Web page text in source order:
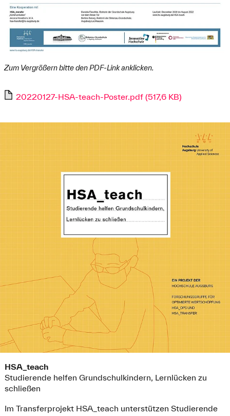
veröffentlicht.
im November 2022:
Transferpojekt HSA_teach erhält den ersten Preis der
Hans-Benedikt-Stiftung,
vom 24.11.2022
im April 2022:
Das HSA_teach-Team nimmt amEngagier-dich-Tag
weitere Studierende zur Unterstützung der
Das begleitende Projektteam entscheidet sich nach
HSA_teach bis zum Ende des Schuljahres 2021/2022
HSA_teach startet im Januar 2022 auch an der
Birkenau-Grundschule in Augsburg-Lechhausen
im Dezember 2021:
Das Transferprojekt HSA_teach wurde für
Augsburger Zukunftspreis 2021 nominiert.
im September 2021:
Mit Beginn des Schuljahres 2021/2022 startet die
zweite Phase von HSA_teach an der Grundschule
Studierende aus der ersten Phase und neue.
ab Juli 2021:
Die Sommerferien stehen kurz vor der Tür und damit
Zum Vergrößern bitte den PDF-Link anklicken.
20220127-HSA-teach-Poster.pdf (517,6 KB)
HSA_teach
Studierende helfen Grundschulkindern, Lernlücken zu
schließen
Im Transferprojekt HSA_teach unterstützen Studierende